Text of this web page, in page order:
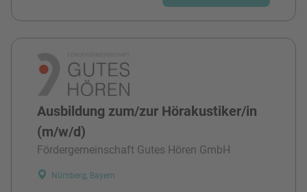
Ausbildung zum/zur Hörakustiker/in
(m/w/d)
Fördergemeinschaft Gutes Hören GmbH
Nürnberg, Bayern